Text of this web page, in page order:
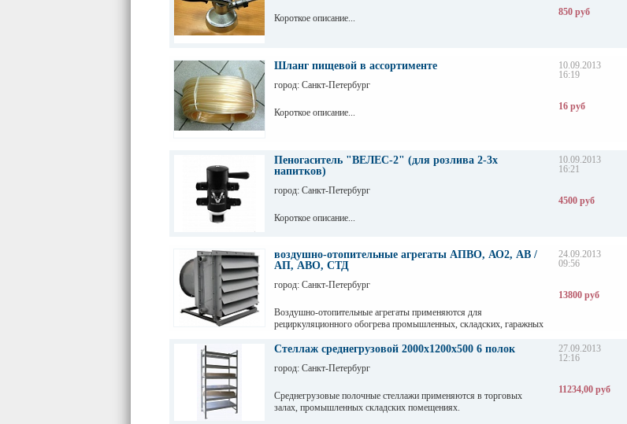
Короткое описание...
850 руб
Шланг пищевой в ассортименте
город: Санкт-Петербург
Короткое описание...
10.09.2013
16:19
16 руб
Пеногаситель "ВЕЛЕС-2" (для розлива 2-3х
напитков)
город: Санкт-Петербург
Короткое описание...
10.09.2013
16:21
4500 руб
воздушно-отопительные агрегаты АПВО, АО2, АВ /
АП, АВО, СТД
город: Санкт-Петербург
Воздушно-отопительные агрегаты применяются для
рециркуляционного обогрева промышленных, складских, гаражных
24.09.2013
09:56
13800 руб
Стеллаж среднегрузовой 2000х1200х500 6 полок
город: Санкт-Петербург
Среднегрузовые полочные стеллажи применяются в торговых
залах, промышленных складских помещениях.
27.09.2013
12:16
11234,00 руб